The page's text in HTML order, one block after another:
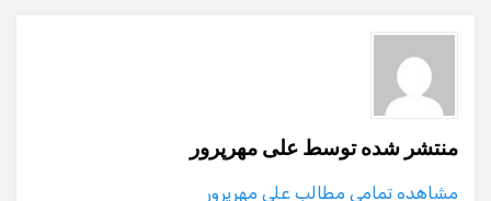
منتشر شده توسطعلی مهرپرور
مشاهده تمامی مطالب علی مهرپرور